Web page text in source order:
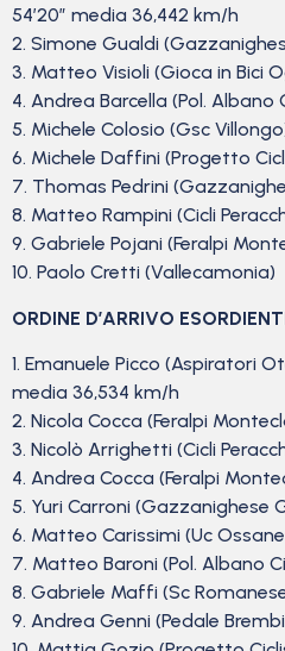
54’20” media 36,442 km/h
2. Simone Gualdi
3. Matteo Visioli (Gioca in Bici
4. Andrea Barcella (Pol. Albano
5. Michele Colosio (Gsc Villongo)
6. Michele Daffini (Progetto
7. Thomas Pedrini
8. Matteo Rampini (Cicli
9. Gabriele Pojani (Feralpi
10. Paolo Cretti (Vallecamonia)
ORDINE D’ARRIVO
1. Emanuele Picco (Aspiratori
media 36,534 km/h
2. Nicola Cocca (Feralpi
3. Nicolò Arrighetti (Cicli
4. Andrea Cocca (Feralpi
5. Yuri Carroni (Gazzanighese
6. Matteo Carissimi (Uc
7. Matteo Baroni (Pol. Albano
8. Gabriele Maffi (Sc
9. Andrea Genni (Pedale